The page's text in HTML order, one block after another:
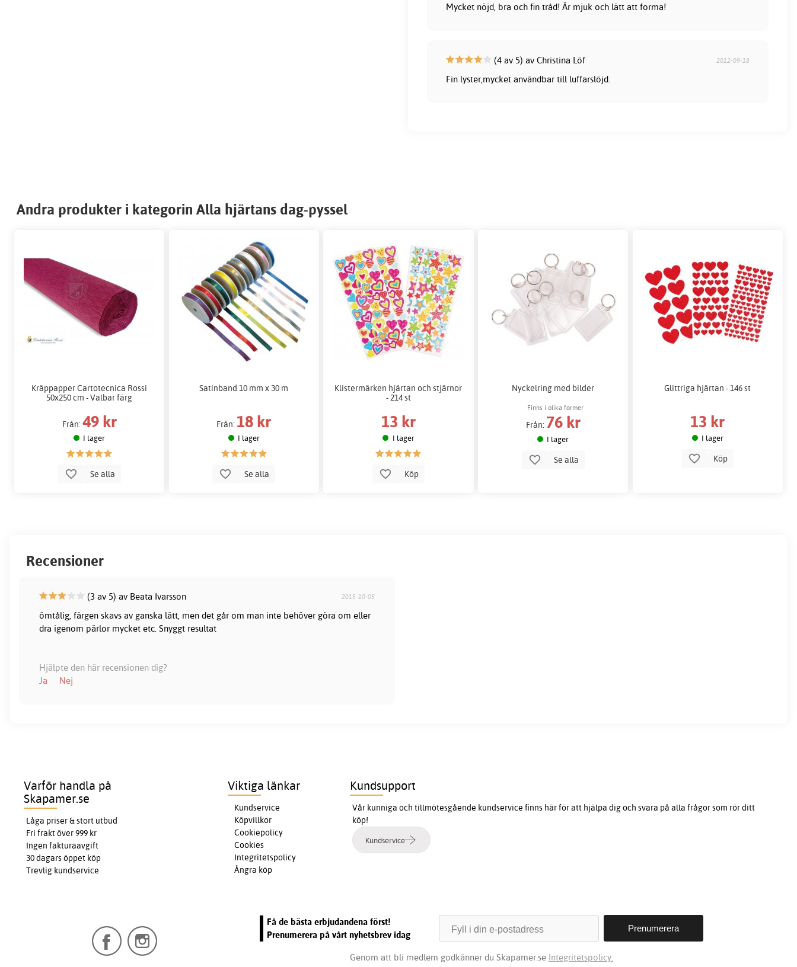
Mycket nöjd, bra och fin tråd! Är mjuk och lätt att forma!
(4 av 5) av Christina Löf 2012-09-18
Fin lyster,mycket användbar till luffarslöjd.
Andra produkter i kategorin Alla hjärtans dag-pyssel
Kräppapper Cartotecnica Rossi
50x250 cm - Valbar färg
Från: 49 kr
I lager
Se alla
Satinband 10 mm x 30 m
Från: 18 kr
I lager
Se alla
Klistermärken hjärtan och stjärnor
- 214 st
13 kr
I lager
Köp
Nyckelring med bilder
Finns i olika former
Från: 76 kr
I lager
Se alla
Glittriga hjärtan - 146 st
13 kr
I lager
Köp
Recensioner
(3 av 5) av Beata Ivarsson 2015-10-05
ömtålig, färgen skavs av ganska lätt, men det går om man inte behöver göra om eller
dra igenom pärlor mycket etc. Snyggt resultat
Hjälpte den här recensionen dig?
Ja
Nej
Varför handla på
Skapamer.se
Låga priser & stort utbud
Fri frakt över 999 kr
Ingen fakturaavgift
30 dagars öppet köp
Trevlig kundservice
Viktiga länkar
Kundservice
Köpvillkor
Cookiepolicy
Cookies
Integritetspolicy
Ångra köp
Kundsupport
Vår kunniga och tillmötesgående kundservice finns här för att hjälpa dig och svara på alla frågor som rör ditt
köp!
Kundservice
Få de bästa erbjudandena först!
Prenumerera på vårt nyhetsbrev idag
Genom att bli medlem godkänner du Skapamer.se Integritetspolicy.